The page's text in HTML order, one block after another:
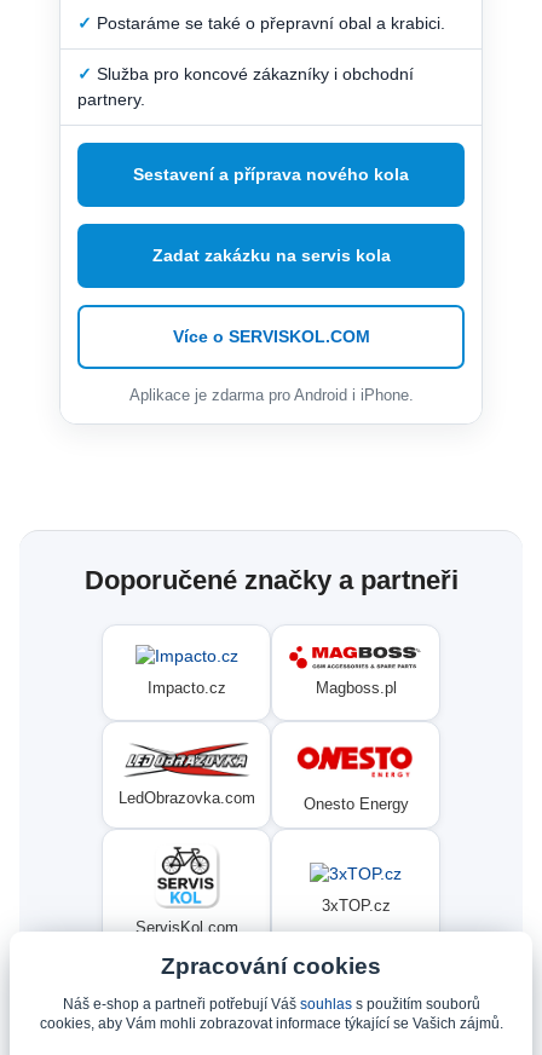
✓ Postaráme se také o přepravní obal a krabici.
✓ Služba pro koncové zákazníky i obchodní
partnery.
Sestavení a příprava nového kola
Zadat zakázku na servis kola
Více o SERVISKOL.COM
Aplikace je zdarma pro Android i iPhone.
Doporučené značky a partneři
Impacto.cz Magboss.pl
LedObrazovka.com Onesto Energy
ServisKol.com
3xTOP.cz
Condat Ninex.cz
Zpracování cookies
Náš e-shop a partneři potřebují Váš souhlass použitím souborů
cookies, aby Vám mohli zobrazovat informace týkající se Vašich zájmů.